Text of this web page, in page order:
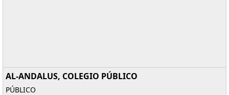
AL-ANDALUS, COLEGIO PÚBLICO
PÚBLICO